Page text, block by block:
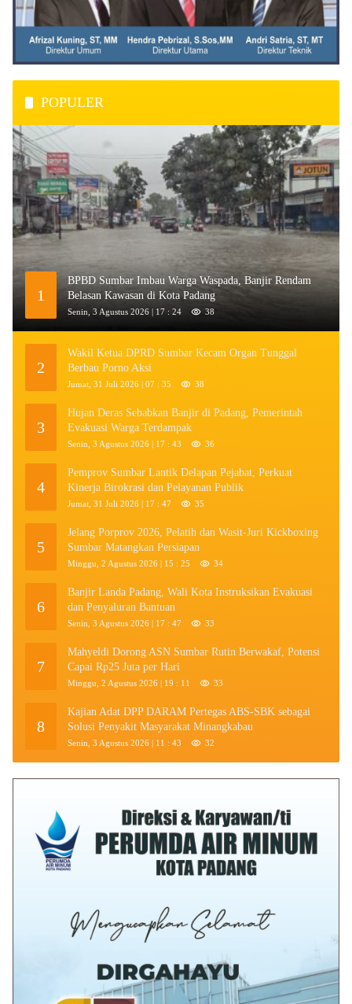
POPULER
1
BPBD Sumbar Imbau Warga Waspada, Banjir Rendam
Belasan Kawasan di Kota Padang
Senin, 3 Agustus 2026 | 17 : 24 38
2
Wakil Ketua DPRD Sumbar Kecam Organ Tunggal
Berbau Porno Aksi
Jumat, 31 Juli 2026 | 07 : 35 38
3
Hujan Deras Sebabkan Banjir di Padang, Pemerintah
Evakuasi Warga Terdampak
Senin, 3 Agustus 2026 | 17 : 43 36
4
Pemprov Sumbar Lantik Delapan Pejabat, Perkuat
Kinerja Birokrasi dan Pelayanan Publik
Jumat, 31 Juli 2026 | 17 : 47 35
5
Jelang Porprov 2026, Pelatih dan Wasit-Juri Kickboxing
Sumbar Matangkan Persiapan
Minggu, 2 Agustus 2026 | 15 : 25 34
6
Banjir Landa Padang, Wali Kota Instruksikan Evakuasi
dan Penyaluran Bantuan
Senin, 3 Agustus 2026 | 17 : 47 33
7
Mahyeldi Dorong ASN Sumbar Rutin Berwakaf, Potensi
Capai Rp25 Juta per Hari
Minggu, 2 Agustus 2026 | 19 : 11 33
8
Kajian Adat DPP DARAM Pertegas ABS-SBK sebagai
Solusi Penyakit Masyarakat Minangkabau
Senin, 3 Agustus 2026 | 11 : 43 32